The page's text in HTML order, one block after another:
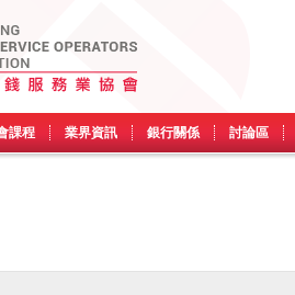
課程 業界資訊 銀行關係 討論區